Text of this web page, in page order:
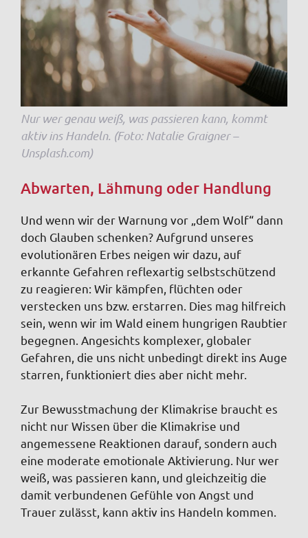
Nur wer genau weiß, was passieren kann, kommt
aktiv ins Handeln. (Foto: Natalie Graigner –
Unsplash.com)
Abwarten, Lähmung oder Handlung
Und wenn wir der Warnung vor „dem Wolf“ dann
doch Glauben schenken? Aufgrund unseres
evolutionären Erbes neigen wir dazu, auf
erkannte Gefahren reflexartig selbstschützend
zu reagieren: Wir kämpfen, flüchten oder
verstecken uns bzw. erstarren. Dies mag hilfreich
sein, wenn wir im Wald einem hungrigen Raubtier
begegnen. Angesichts komplexer, globaler
Gefahren, die uns nicht unbedingt direkt ins Auge
starren, funktioniert dies aber nicht mehr.
Zur Bewusstmachung der Klimakrise braucht es
nicht nur Wissen über die Klimakrise und
angemessene Reaktionen darauf, sondern auch
eine moderate emotionale Aktivierung. Nur wer
weiß, was passieren kann, und gleichzeitig die
damit verbundenen Gefühle von Angst und
Trauer zulässt, kann aktiv ins Handeln kommen.